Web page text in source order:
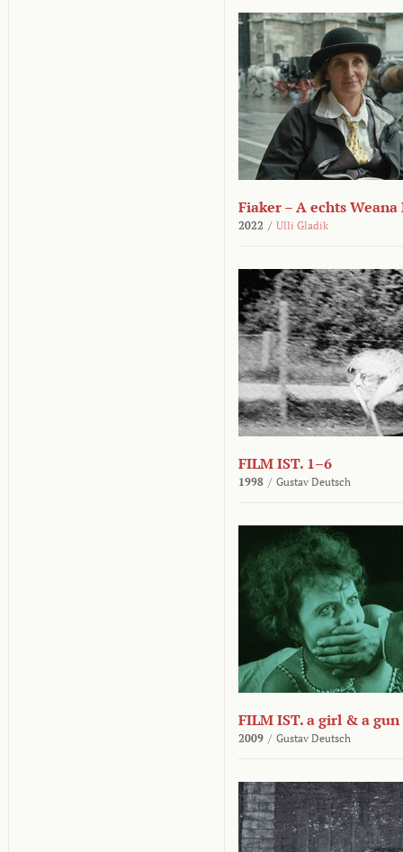
Fiaker – A echts
2022 / Ulli Gladik
FILM IST. 1–6
1998 / Gustav Deutsch
FILM IST. a girl & a gun
2009 / Gustav Deutsch